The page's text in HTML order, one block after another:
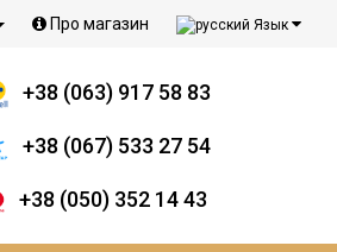
Про магазин Язык
+38 (063) 917 58 83
+38 (067) 533 27 54
+38 (050) 352 14 43